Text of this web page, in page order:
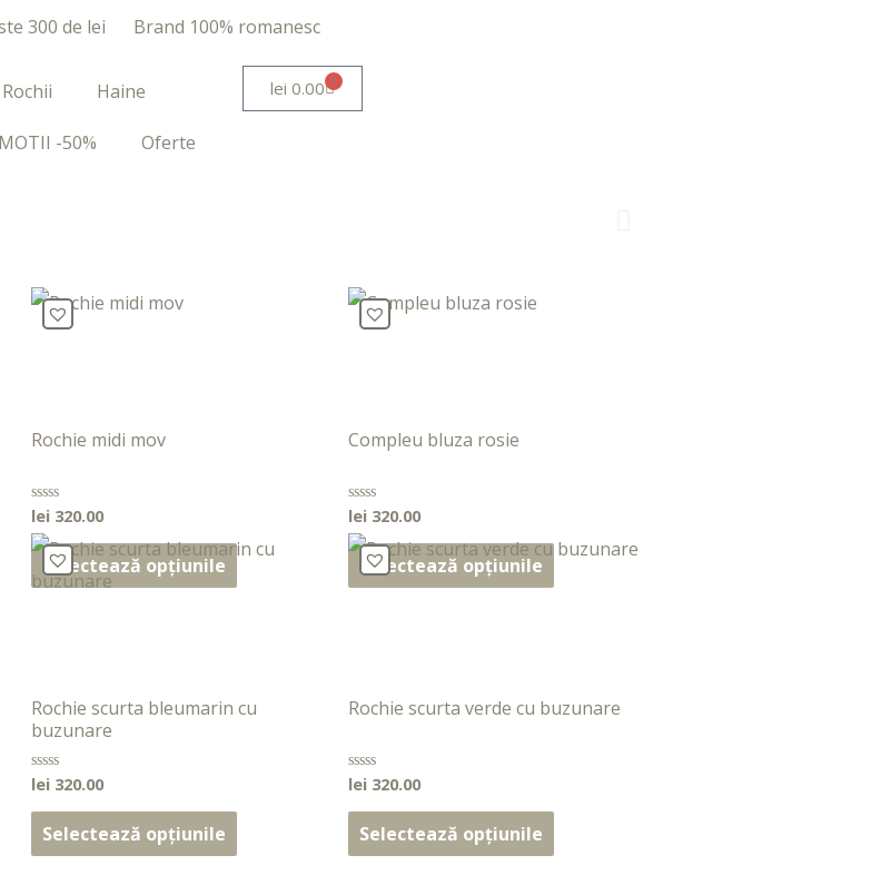
300 de lei Brand 100% romanesc
Rochii Haine
-50% Oferte
lei 0.00 0
Rochie midi mov
Evaluat
0
din
5
lei 320.00
Selectează opțiunile
Compleu bluza rosie
Evaluat
0
din
lei 320.00
Selectează opțiunile
Rochie scurta bleumarin cu
buzunare
Evaluat
0
din
lei 320.00
Selectează opțiunile
Rochie scurta verde cu buzunare
Evaluat
0
din
lei 320.00
Selectează opțiunile